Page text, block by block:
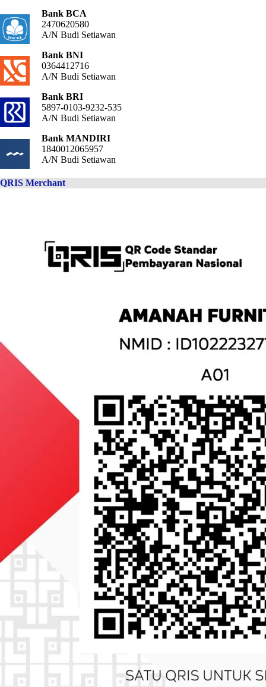
Bank BCA
2470620580
A/N Budi Setiawan
Bank BNI
0364412716
A/N Budi Setiawan
Bank BRI
5897-0103-9232-535
A/N Budi Setiawan
Bank MANDIRI
1840012065957
A/N Budi Setiawan
QRIS Merchant